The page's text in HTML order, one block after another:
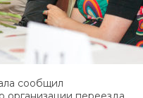
сообщил